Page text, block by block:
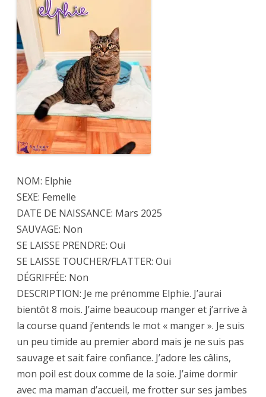
NOM: Elphie
SEXE: Femelle
DATE DE NAISSANCE: Mars 2025
SAUVAGE: Non
SE LAISSE PRENDRE: Oui
SE LAISSE TOUCHER/FLATTER: Oui
DÉGRIFFÉE: Non
DESCRIPTION: Je me prénomme Elphie. J’aurai
bientôt 8 mois. J’aime beaucoup manger et j’arrive à
la course quand j’entends le mot « manger ». Je suis
un peu timide au premier abord mais je ne suis pas
sauvage et sait faire confiance. J’adore les câlins,
mon poil est doux comme de la soie. J’aime dormir
avec ma maman d’accueil, me frotter sur ses jambes